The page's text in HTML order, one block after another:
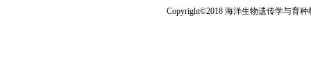
Copyright©2018 海洋生物遗传学与育种